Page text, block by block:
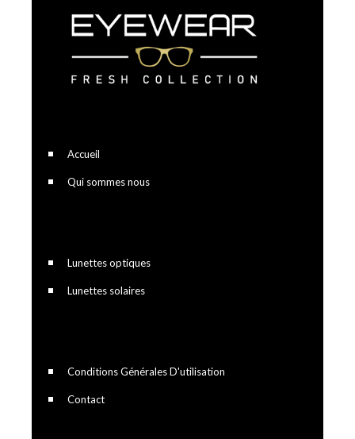
Accueil
Qui sommes nous
Lunettes optiques
Lunettes solaires
Conditions Générales D'utilisation
Contact